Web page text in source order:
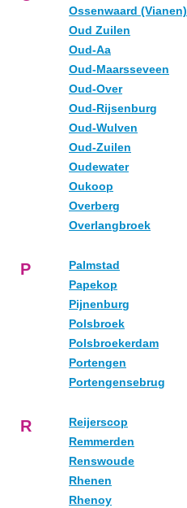
Ossenwaard (Vianen)
Oud Zuilen
Oud-Aa
Oud-Maarsseveen
Oud-Over
Oud-Rijsenburg
Oud-Wulven
Oud-Zuilen
Oudewater
Oukoop
Overberg
Overlangbroek
P
Palmstad
Papekop
Pijnenburg
Polsbroek
Polsbroekerdam
Portengen
Portengensebrug
R
Reijerscop
Remmerden
Renswoude
Rhenen
Rhenoy